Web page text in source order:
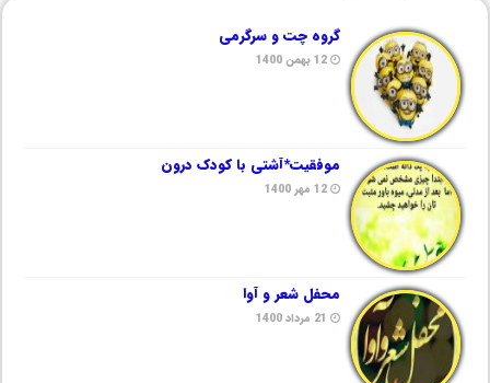
گروه چت و سرگرمی
12 بهمن 1400
موفقیت*آشتی با کودک درون
12 مهر 1400
محفل شعر و آوا
21 مرداد 1400